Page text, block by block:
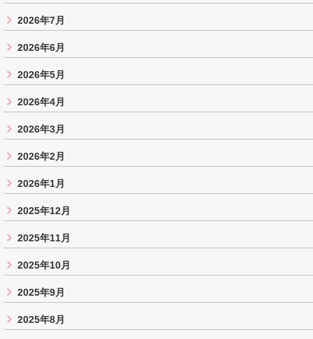
2026年7月
2026年6月
2026年5月
2026年4月
2026年3月
2026年2月
2026年1月
2025年12月
2025年11月
2025年10月
2025年9月
2025年8月